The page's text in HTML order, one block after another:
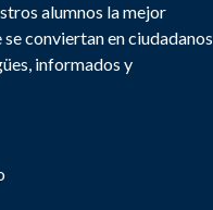
alumnos la mejor
conviertan en ciudadanos
informados y